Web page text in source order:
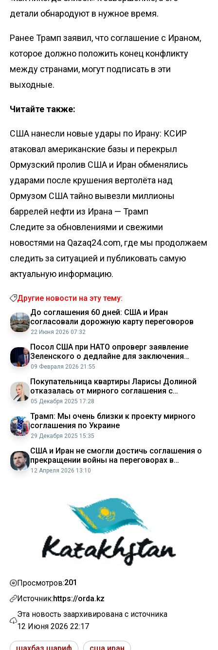
детали обнародуют в нужное время.
Ранее Трамп заявил, что соглашение с Ираном,
которое должно положить конец конфликту
между странами, могут подписать в эти
выходные.
Читайте также:
США нанесли новые удары по Ирану: КСИР
атаковал американские базы и перекрыл
Ормузский пролив США и Иран обменялись
ударами после крушения вертолёта над
Ормузом США тайно вывезли миллионы
баррелей нефти из Ирана — Трамп
Следите за обновлениями и свежими
новостями на Qazaq24.com, где мы продолжаем
следить за ситуацией и публиковать самую
актуальную информацию.
Другие новости на эту тему:
До соглашения 60 дней: США и Иран
согласовали дорожную карту переговоров
22 Июня 2026 07:32
Посол США при НАТО опроверг заявление
Зеленского о дедлайне для заключения
мирного соглашения
09 Февраля 2026 21:55
Покупательница квартиры Ларисы Долиной
отказалась от мирного соглашения с
артисткой
05 Декабря 2025 17:28
Трамп: Мы очень близки к проекту мирного
соглашения по Украине
29 Декабря 2025 15:35
США и Иран не смогли достичь соглашения о
прекращении войны на переговорах в
Исламабаде
12 Апреля 2026 13:10
Просмотров:201
Источник:https://orda.kz
Эта новость заархивирована с источника
12 Июня 2026 22:17